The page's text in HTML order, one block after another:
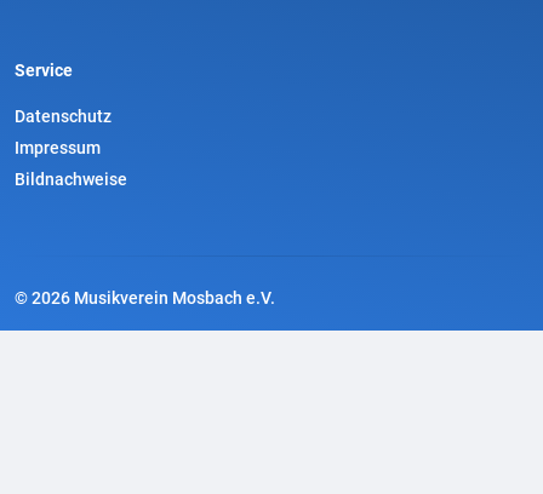
Service
Datenschutz
Impressum
Bildnachweise
© 2026 Musikverein Mosbach e.V.